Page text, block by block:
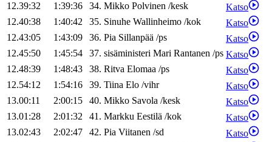
12.39:32
1:39:36 34. Mikko Polvinen /kesk
Katso
12.40:38
1:40:42 35. Sinuhe Wallinheimo /kok
Katso
12.43:05
1:43:09 36. Pia Sillanpää /ps
Katso
12.45:50
1:45:54 37. sisäministeri Mari Rantanen /ps Katso
12.48:39
1:48:43 38. Ritva Elomaa /ps
Katso
12.54:12
1:54:16 39. Tiina Elo /vihr
Katso
13.00:11
2:00:15 40. Mikko Savola /kesk
Katso
13.01:28
2:01:32 41. Markku Eestilä /kok
Katso
13.02:43
2:02:47 42. Pia Viitanen /sd
Katso